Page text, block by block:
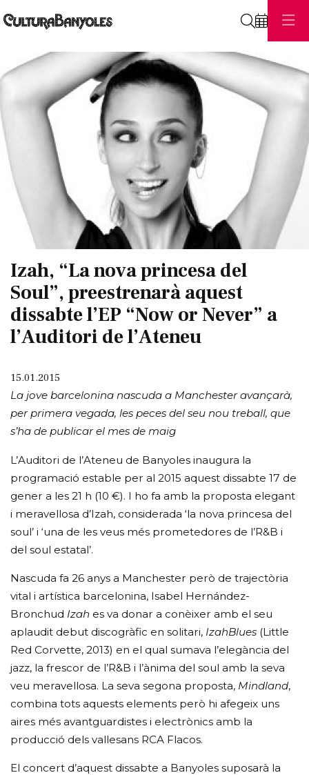
Izah, “La nova princesa del
Soul”, preestrenarà aquest
dissabte l’EP “Now or Never” a
l’Auditori de l’Ateneu
15.01.2015
La jove barcelonina nascuda a Manchester avançarà,
per primera vegada, les peces del seu nou treball, que
s’ha de publicar el mes de maig
L’Auditori de l’Ateneu de Banyoles inaugura la
programació estable per al 2015 aquest dissabte 17 de
gener a les 21 h (10 €). I ho fa amb la proposta elegant
i meravellosa d’Izah, considerada ‘la nova princesa del
soul’ i ‘una de les veus més prometedores de l’R&B i
del soul estatal’.
Nascuda fa 26 anys a Manchester però de trajectòria
vital i artística barcelonina, Isabel Hernández-
Bronchud Izah es va donar a conèixer amb el seu
aplaudit debut discogràfic en solitari, IzahBlues (Little
Red Corvette, 2013) en el qual sumava l’elegància del
jazz, la frescor de l’R&B i l’ànima del soul amb la seva
veu meravellosa. La seva segona proposta, Mindland,
combina tots aquests elements però hi afegeix uns
aires més avantguardistes i electrònics amb la
producció dels vallesans RCA Flacos.
El concert d’aquest dissabte a Banyoles suposarà la